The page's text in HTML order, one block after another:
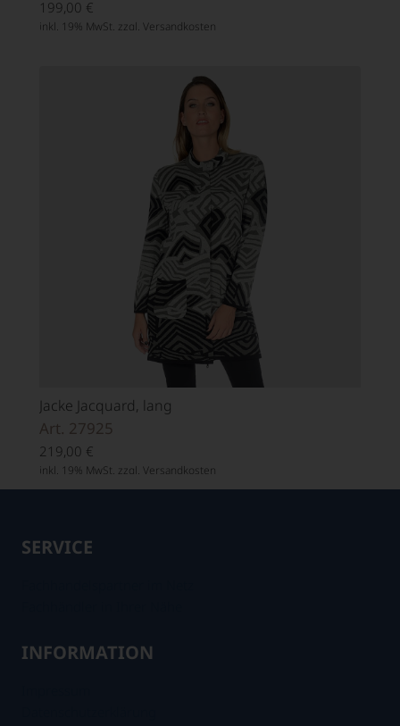
199,00 €
inkl. 19% MwSt. zzgl. Versandkosten
Jacke Jacquard, lang
Art. 27925
219,00 €
inkl. 19% MwSt. zzgl. Versandkosten
SERVICE
INFORMATION